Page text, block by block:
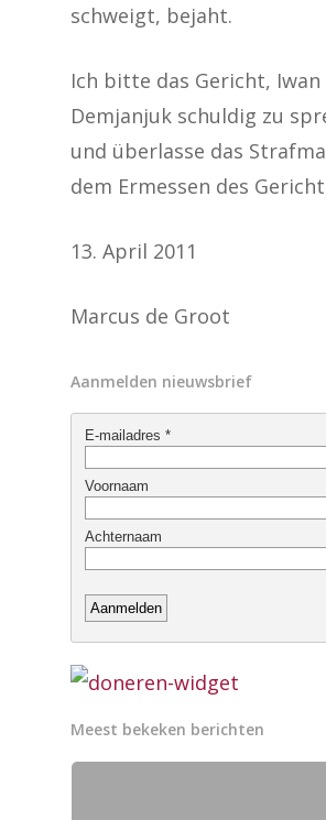
schweigt, bejaht.
Ich bitte das Gericht, Iwan
Demjanjuk schuldig zu
und überlasse das
dem Ermessen des
13. April 2011
Marcus de Groot
Aanmelden nieuwsbrief
Meest bekeken berichten